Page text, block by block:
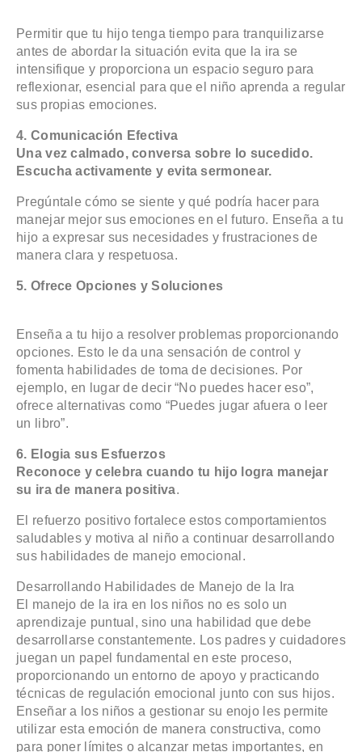
Permitir que tu hijo tenga tiempo para tranquilizarse
antes de abordar la situación evita que la ira se
intensifique y proporciona un espacio seguro para
reflexionar, esencial para que el niño aprenda a regular
sus propias emociones.
4. Comunicación Efectiva
Una vez calmado, conversa sobre lo sucedido.
Escucha activamente y evita sermonear.
Pregúntale cómo se siente y qué podría hacer para
manejar mejor sus emociones en el futuro. Enseña a tu
hijo a expresar sus necesidades y frustraciones de
manera clara y respetuosa.
5. Ofrece Opciones y Soluciones
Enseña a tu hijo a resolver problemas proporcionando
opciones. Esto le da una sensación de control y
fomenta habilidades de toma de decisiones. Por
ejemplo, en lugar de decir “No puedes hacer eso”,
ofrece alternativas como “Puedes jugar afuera o leer
un libro”.
6. Elogia sus Esfuerzos
Reconoce y celebra cuando tu hijo logra manejar
su ira de manera positiva.
El refuerzo positivo fortalece estos comportamientos
saludables y motiva al niño a continuar desarrollando
sus habilidades de manejo emocional.
Desarrollando Habilidades de Manejo de la Ira
El manejo de la ira en los niños no es solo un
aprendizaje puntual, sino una habilidad que debe
desarrollarse constantemente. Los padres y cuidadores
juegan un papel fundamental en este proceso,
proporcionando un entorno de apoyo y practicando
técnicas de regulación emocional junto con sus hijos.
Enseñar a los niños a gestionar su enojo les permite
utilizar esta emoción de manera constructiva, como
para poner límites o alcanzar metas importantes, en